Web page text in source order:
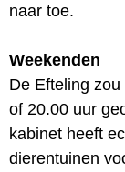
naar toe.
Weekenden
De Efteling
of 20.00 uur
kabinet heeft
dierentuinen